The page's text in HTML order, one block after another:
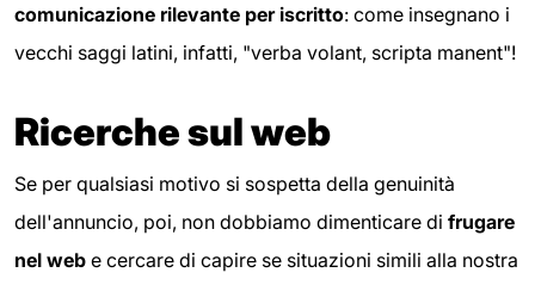
comunicazione rilevante per iscritto: come insegnano i
vecchi saggi latini, infatti, "verba volant, scripta manent"!
Ricerche sul web
Se per qualsiasi motivo si sospetta della genuinità
dell'annuncio, poi, non dobbiamo dimenticare di frugare
nel web e cercare di capire se situazioni simili alla nostra